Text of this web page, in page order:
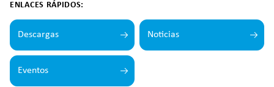
ENLACES RÁPIDOS:
Descargas Noticias
Eventos